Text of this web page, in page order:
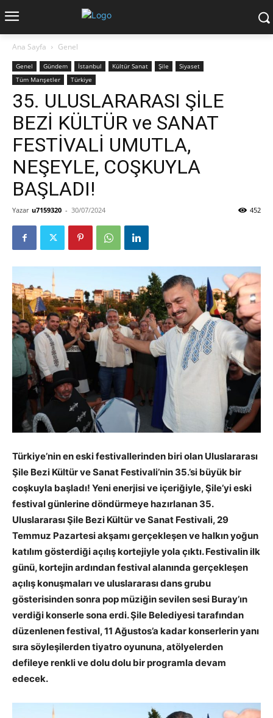
Ana Sayfa Genel
Genel Gündem İstanbul Kültür Sanat Şile
Siyaset
Tüm Manşetler
Türkiye
35. ULUSLARARASI ŞİLE
BEZİ KÜLTÜR ve SANAT
FESTİVALİ UMUTLA,
NEŞEYLE, COŞKUYLA
BAŞLADI!
Yazar u7159320 - 30/07/2024 452
Türkiye’nin en eski festivallerinden biri olan Uluslararası
Şile Bezi Kültür ve Sanat Festivali’nin 35.’si büyük bir
coşkuyla başladı! Yeni enerjisi ve içeriğiyle, Şile’yi eski
festival günlerine döndürmeye hazırlanan 35.
Uluslararası Şile Bezi Kültür ve Sanat Festivali, 29
Temmuz Pazartesi akşamı gerçekleşen ve halkın yoğun
katılım gösterdiği açılış kortejiyle yola çıktı. Festivalin ilk
günü, kortejin ardından festival alanında gerçekleşen
açılış konuşmaları ve uluslararası dans grubu
gösterisinden sonra pop müziğin sevilen sesi Buray’ın
verdiği konserle sona erdi. Şile Belediyesi tarafından
düzenlenen festival, 11 Ağustos’a kadar konserlerin yanı
sıra söyleşilerden tiyatro oyununa, atölyelerden
defileye renkli ve dolu dolu bir programla devam
edecek.